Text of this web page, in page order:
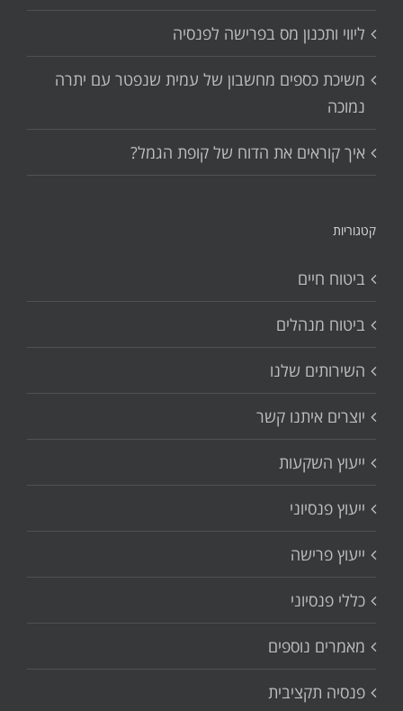
ליווי ותכנון מס בפרישה לפנסיה
משיכת כספים מחשבון של עמית שנפטר עם יתרה
נמוכה
איך קוראים את הדוח של קופת הגמל?
קטגוריות
ביטוח חיים
ביטוח מנהלים
השירותים שלנו
יוצרים איתנו קשר
ייעוץ השקעות
ייעוץ פנסיוני
ייעוץ פרישה
כללי פנסיוני
מאמרים נוספים
פנסיה תקציבית